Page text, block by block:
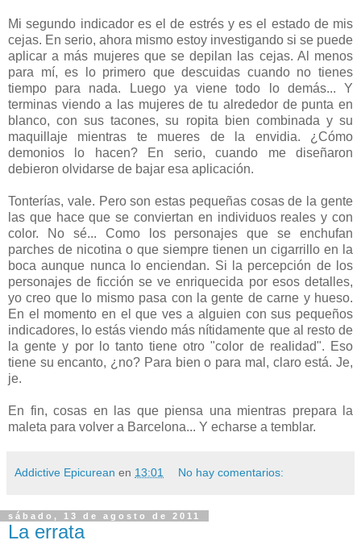
Mi segundo indicador es el de estrés y es el estado de mis
cejas. En serio, ahora mismo estoy investigando si se puede
aplicar a más mujeres que se depilan las cejas. Al menos
para mí, es lo primero que descuidas cuando no tienes
tiempo para nada. Luego ya viene todo lo demás... Y
terminas viendo a las mujeres de tu alrededor de punta en
blanco, con sus tacones, su ropita bien combinada y su
maquillaje mientras te mueres de la envidia. ¿Cómo
demonios lo hacen? En serio, cuando me diseñaron
debieron olvidarse de bajar esa aplicación.
Tonterías, vale. Pero son estas pequeñas cosas de la gente
las que hace que se conviertan en individuos reales y con
color. No sé... Como los personajes que se enchufan
parches de nicotina o que siempre tienen un cigarrillo en la
boca aunque nunca lo enciendan. Si la percepción de los
personajes de ficción se ve enriquecida por esos detalles,
yo creo que lo mismo pasa con la gente de carne y hueso.
En el momento en el que ves a alguien con sus pequeños
indicadores, lo estás viendo más nítidamente que al resto de
la gente y por lo tanto tiene otro "color de realidad". Eso
tiene su encanto, ¿no? Para bien o para mal, claro está. Je,
je.
En fin, cosas en las que piensa una mientras prepara la
maleta para volver a Barcelona... Y echarse a temblar.
Addictive Epicurean en 13:01 No hay comentarios:
sábado, 13 de agosto de 2011
La errata